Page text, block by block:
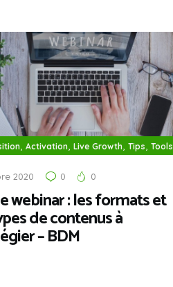
Activation Live Growth Tips Tools
2020 0 0
webinar : les formats et
de contenus à
– BDM